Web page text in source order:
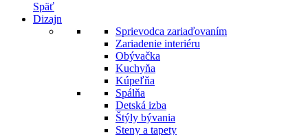
Späť
Dizajn
Sprievodca zariaďovaním
Zariadenie interiéru
Obývačka
Kuchyňa
Kúpeľňa
Spálňa
Detská izba
Štýly bývania
Steny a tapety